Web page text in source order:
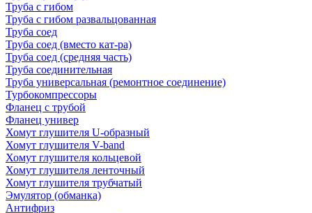
Труба с гибом
Труба с гибом развальцованная
Труба соед
Труба соед (вместо кат-ра)
Труба соед (средняя часть)
Труба соединительная
Труба универсальная (ремонтное соединение)
Турбокомпрессоры
Фланец с трубой
Фланец универ
Хомут глушителя U-образный
Хомут глушителя V-band
Хомут глушителя кольцевой
Хомут глушителя ленточный
Хомут глушителя трубчатый
Эмулятор (обманка)
Антифриз